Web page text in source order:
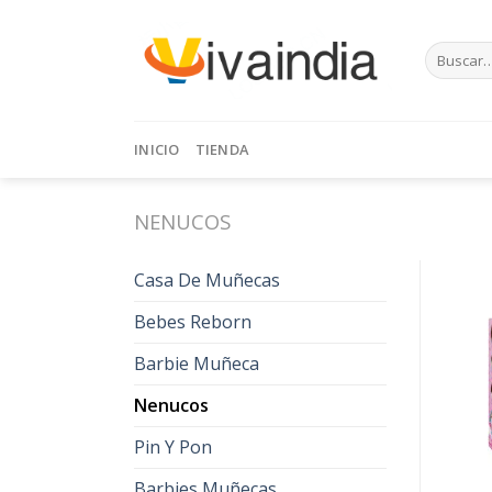
Buscar
por:
INICIO TIENDA
NENUCOS
Casa De Muñecas
Bebes Reborn
Barbie Muñeca
Nenucos
Pin Y Pon